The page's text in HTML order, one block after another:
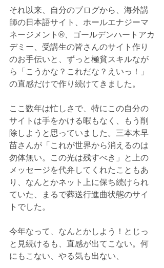
それ以来、自分のブログから、海外講
師の日本語サイト、ホールエナジーマ
ネージメント®️、ゴールデンハートアカ
デミー、受講生の皆さんのサイト作り
のお手伝いと、ずっと極貧スキルなが
ら「こうかな？これだな？えいっ！」
の直感だけで作り続けてきました。
ここ数年は忙しさで、特にこの自分の
サイトは手をかける暇もなく、もう削
除しようと思っていました。三本木早
苗さんが「これが世界から消えるのは
勿体無い。この光は残すべき」と上の
メッセージを代弁してくれたこともあ
り、なんとかネット上に保ち続けられ
ていた、まるで葬送行進曲状態のサイ
トでした。
今年なって、なんとかしよう！とじっ
と見続けるも、直感が出てこない。何
にもこない、やる気も出ない、